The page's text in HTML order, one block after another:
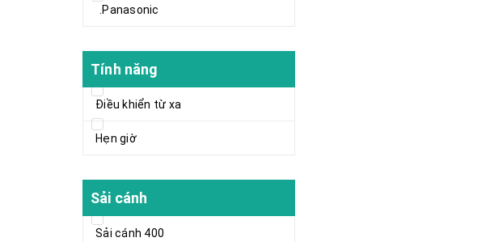
.Panasonic
Tính năng
Điều khiển từ xa
Hẹn giờ
Sải cánh
Sải cánh 400